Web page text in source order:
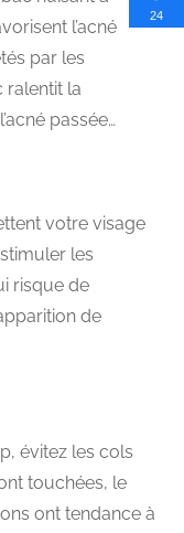
l’acné
par les
ralentit la
passée…
votre visage
les
risque de
de
évitez les cols
touchées, le
ont tendance à
24